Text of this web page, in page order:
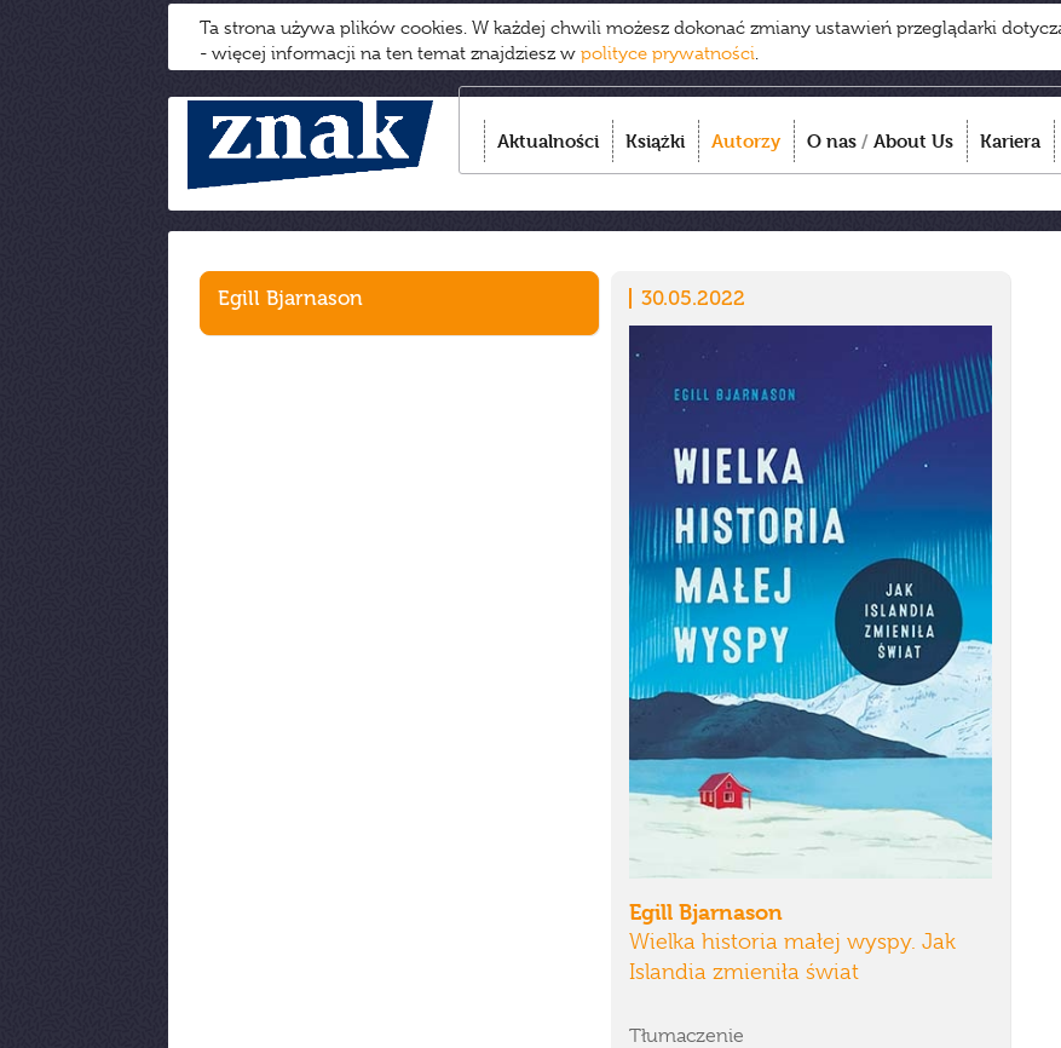
Ta strona używa plików cookies. W każdej chwili możesz dokonać zmiany ustawień przeglądarki
- więcej informacji na ten temat znajdziesz w polityce prywatności.
Aktualności Książki Autorzy O nas / About Us Kariera
Egill Bjarnason 30.05.2022
Egill Bjarnason
Wielka historia małej wyspy. Jak
Islandia zmieniła świat
Tłumaczenie